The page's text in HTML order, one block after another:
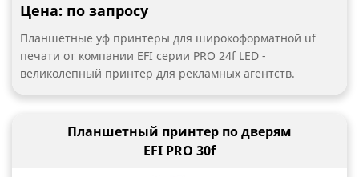
Цена: по запросу
Планшетные уф принтеры для широкоформатной uf
печати от компании EFI серии PRO 24f LED -
великолепный принтер для рекламных агентств.
Планшетный принтер по дверям
EFI PRO 30f